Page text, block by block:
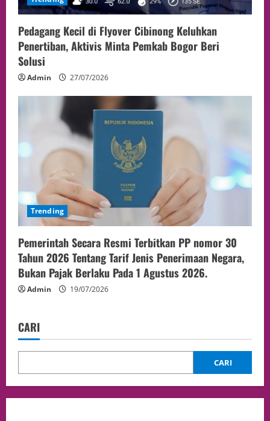
Pedagang Kecil di Flyover Cibinong Keluhkan
Penertiban, Aktivis Minta Pemkab Bogor Beri
Solusi
Admin 27/07/2026
Trending
Pemerintah Secara Resmi Terbitkan PP nomor 30
Tahun 2026 Tentang Tarif Jenis Penerimaan Negara,
Bukan Pajak Berlaku Pada 1 Agustus 2026.
Admin 19/07/2026
CARI
CARI